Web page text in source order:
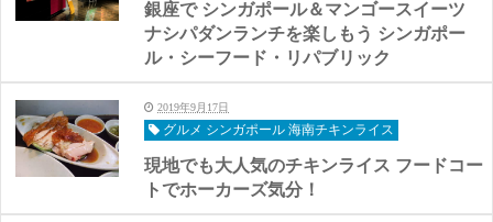
銀座で シンガポール＆マンゴースイーツ
ナシパダンランチを楽しもう シンガポー
ル・シーフード・リパブリック
2019年9月17日
グルメ シンガポール 海南チキンライス
現地でも大人気のチキンライス フードコー
トでホーカーズ気分！